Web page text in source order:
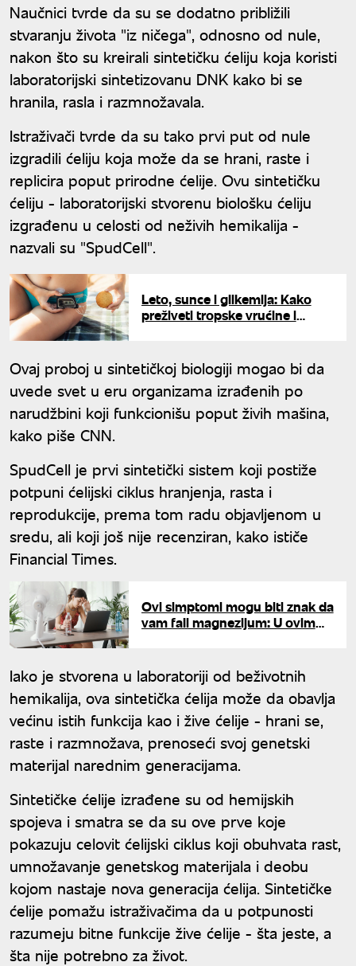
Naučnici tvrde da su se dodatno približili
stvaranju života "iz ničega", odnosno od nule,
nakon što su kreirali sintetičku ćeliju koja koristi
laboratorijski sintetizovanu DNK kako bi se
hranila, rasla i razmnožavala.
Istraživači tvrde da su tako prvi put od nule
izgradili ćeliju koja može da se hrani, raste i
replicira poput prirodne ćelije. Ovu sintetičku
ćeliju - laboratorijski stvorenu biološku ćeliju
izgrađenu u celosti od neživih hemikalija -
nazvali su "SpudCell".
Leto, sunce i glikemija: Kako
preživeti tropske vrućine i
Ovaj proboj u sintetičkoj biologiji mogao bi da
uvede svet u eru organizama izrađenih po
narudžbini koji funkcionišu poput živih mašina,
kako piše CNN.
SpudCell je prvi sintetički sistem koji postiže
potpuni ćelijski ciklus hranjenja, rasta i
reprodukcije, prema tom radu objavljenom u
sredu, ali koji još nije recenziran, kako ističe
Financial Times.
Ovi simptomi mogu biti znak da
vam fali magnezijum: U ovim
Iako je stvorena u laboratoriji od beživotnih
hemikalija, ova sintetička ćelija može da obavlja
većinu istih funkcija kao i žive ćelije - hrani se,
raste i razmnožava, prenoseći svoj genetski
materijal narednim generacijama.
Sintetičke ćelije izrađene su od hemijskih
spojeva i smatra se da su ove prve koje
pokazuju celovit ćelijski ciklus koji obuhvata rast,
umnožavanje genetskog materijala i deobu
kojom nastaje nova generacija ćelija. Sintetičke
ćelije pomažu istraživačima da u potpunosti
razumeju bitne funkcije žive ćelije - šta jeste, a
šta nije potrebno za život.